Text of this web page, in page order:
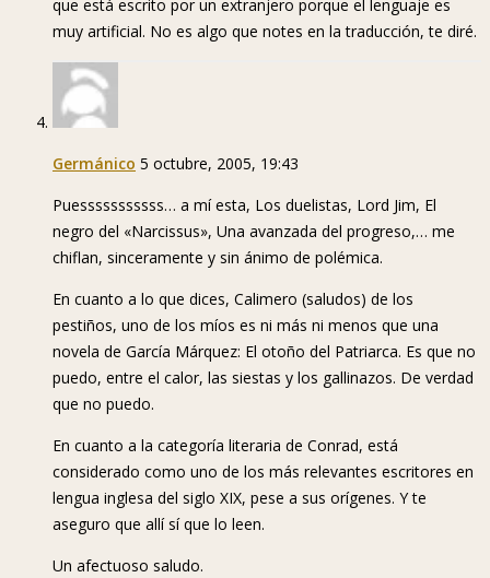
que está escrito por un extranjero porque el lenguaje es
muy artificial. No es algo que notes en la traducción, te diré.
Germánico 5 octubre, 2005, 19:43
Puesssssssssss… a mí esta, Los duelistas, Lord Jim, El
negro del «Narcissus», Una avanzada del progreso,… me
chiflan, sinceramente y sin ánimo de polémica.
En cuanto a lo que dices, Calimero (saludos) de los
pestiños, uno de los míos es ni más ni menos que una
novela de García Márquez: El otoño del Patriarca. Es que no
puedo, entre el calor, las siestas y los gallinazos. De verdad
que no puedo.
En cuanto a la categoría literaria de Conrad, está
considerado como uno de los más relevantes escritores en
lengua inglesa del siglo XIX, pese a sus orígenes. Y te
aseguro que allí sí que lo leen.
Un afectuoso saludo.